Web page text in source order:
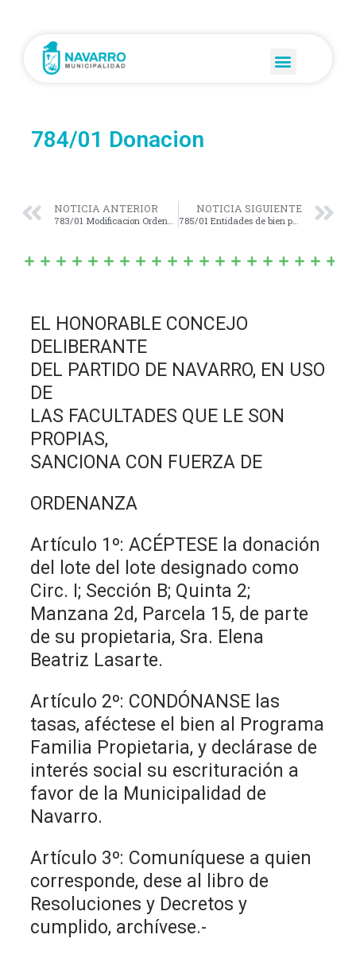
784/01 Donacion
NOTICIA ANTERIOR
783/01 Modificacion Ordenanza Nº 656 Y 660/98
NOTICIA SIGUIENTE
785/01 Entidades de bien pùblico
EL HONORABLE CONCEJO
DELIBERANTE
DEL PARTIDO DE NAVARRO, EN USO
DE
LAS FACULTADES QUE LE SON
PROPIAS,
SANCIONA CON FUERZA DE
ORDENANZA
Artículo 1º: ACÉPTESE la donación
del lote del lote designado como
Circ. I; Sección B; Quinta 2;
Manzana 2d, Parcela 15, de parte
de su propietaria, Sra. Elena
Beatriz Lasarte.
Artículo 2º: CONDÓNANSE las
tasas, aféctese el bien al Programa
Familia Propietaria, y declárase de
interés social su escrituración a
favor de la Municipalidad de
Navarro.
Artículo 3º: Comuníquese a quien
corresponde, dese al libro de
Resoluciones y Decretos y
cumplido, archívese.-